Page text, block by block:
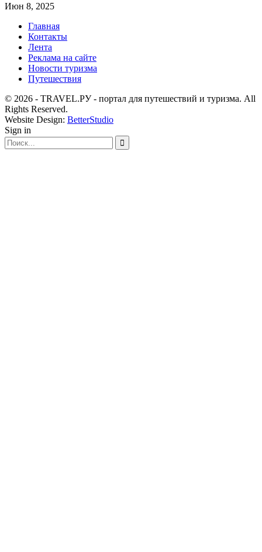
Июн 8, 2025
Главная
Контакты
Лента
Реклама на сайте
Новости туризма
Путешествия
© 2026 - TRAVEL.РУ - портал для путешествий и туризма. All
Rights Reserved.
Website Design: BetterStudio
Sign in